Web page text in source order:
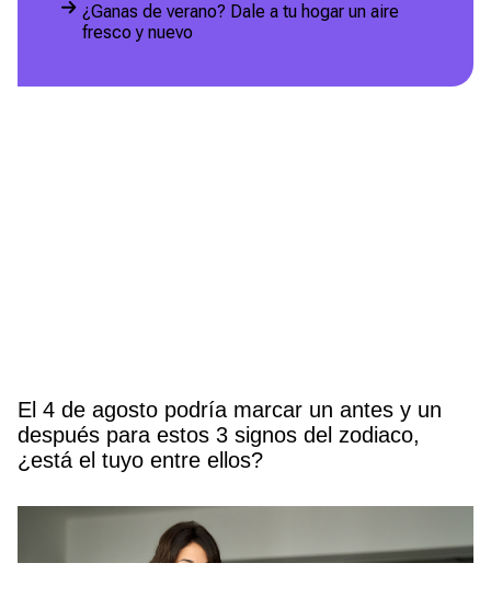
¿Ganas de verano? Dale a tu hogar un aire
fresco y nuevo
El 4 de agosto podría marcar un antes y un
después para estos 3 signos del zodiaco,
¿está el tuyo entre ellos?